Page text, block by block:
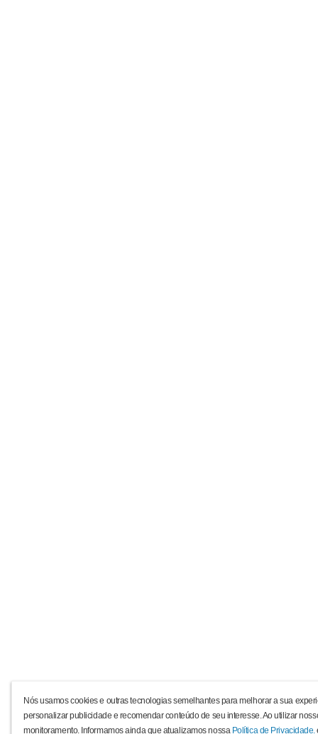
Nós usamos cookies e outras tecnologias semelhantes para melhorar a sua
personalizar publicidade e recomendar conteúdo de seu interesse. Ao utilizar
monitoramento. Informamos ainda que atualizamos nossa Política de Privacidade.